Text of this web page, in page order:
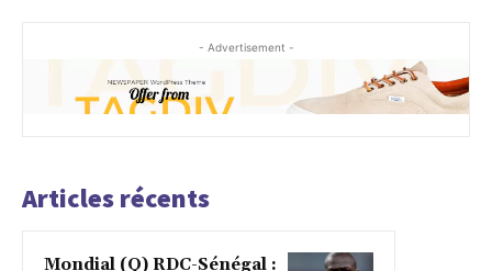
- Advertisement -
Articles récents
Mondial (Q) RDC-Sénégal :